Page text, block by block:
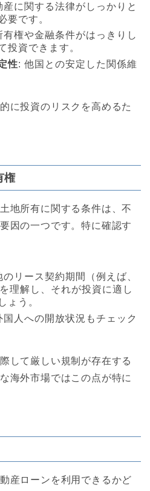
産に関する法律がしっかりと
要です。
有権や金融条件がはっきりし
投資できます。
性: 他国との安定した関係維
に投資のリスクを高めるた
権
地所有に関する条件は、不
因の一つです。特に確認す
のリース契約期間（例えば、
理解し、それが投資に適し
ょう。
国人への開放状況もチェック
して厳しい規制が存在する
海外市場ではこの点が特に
産ローンを利用できるかど